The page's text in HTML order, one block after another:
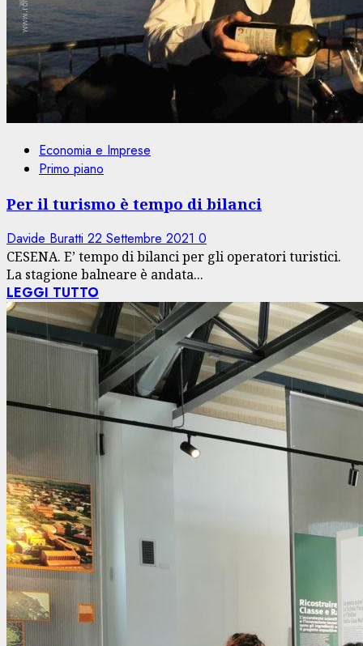
Economia e Imprese
Primo piano
Per il turismo è tempo di bilanci
Davide Buratti 22 Settembre 2021 0
CESENA. E’ tempo di bilanci per gli operatori turistici.
La stagione balneare è andata...
LEGGI TUTTO